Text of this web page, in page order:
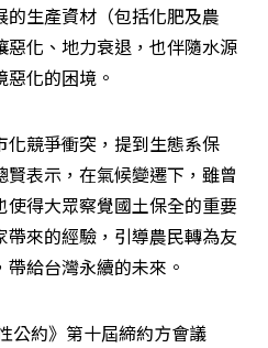
生產資材（包括化肥及農
化、地力衰退，也伴隨水源
化的困境。
競爭衝突，提到生態系保
表示，在氣候變遷下，雖曾
得大眾察覺國土保全的重要
來的經驗，引導農民轉為友
給台灣永續的未來。
公約》第十屆締約方會議